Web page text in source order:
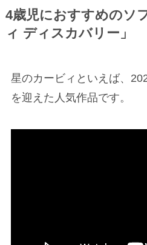
4歳児におすすめのソ
ィ ディスカバリー」
星のカービィといえば、
を迎えた人気作品です。